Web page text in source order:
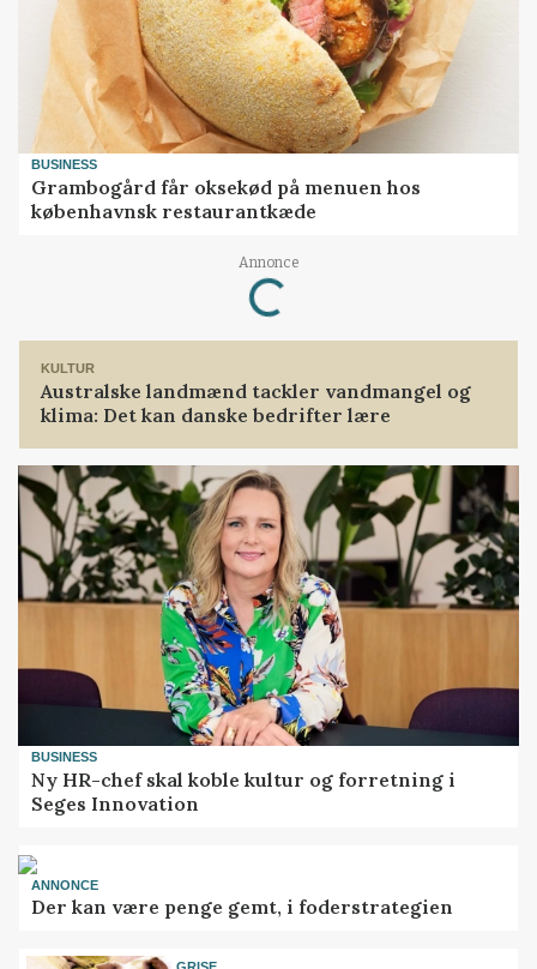
BUSINESS
Grambogård får oksekød på menuen hos
københavnsk restaurantkæde
Annonce
Loading...
KULTUR
Australske landmænd tackler vandmangel og
klima: Det kan danske bedrifter lære
BUSINESS
Ny HR-chef skal koble kultur og forretning i
Seges Innovation
ANNONCE
Der kan være penge gemt, i foderstrategien